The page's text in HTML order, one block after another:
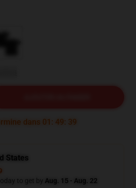
dans 01 : 49: 38
States
to get by Aug. 15 - Aug. 22